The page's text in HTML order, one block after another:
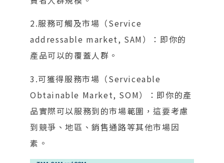
2.服務可觸及市場（Service
addressable market, SAM）：即你的
產品可以的覆蓋人群。
3.可獲得服務市場（Serviceable
Obtainable Market, SOM）：即你的產
品實際可以服務到的市場範圍，這要考慮
到競爭、地區、銷售通路等其他市場因
素。